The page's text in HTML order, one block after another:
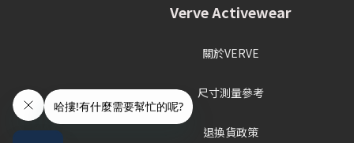
Verve Activewear
關於VERVE
尺寸測量參考
退換貨政策